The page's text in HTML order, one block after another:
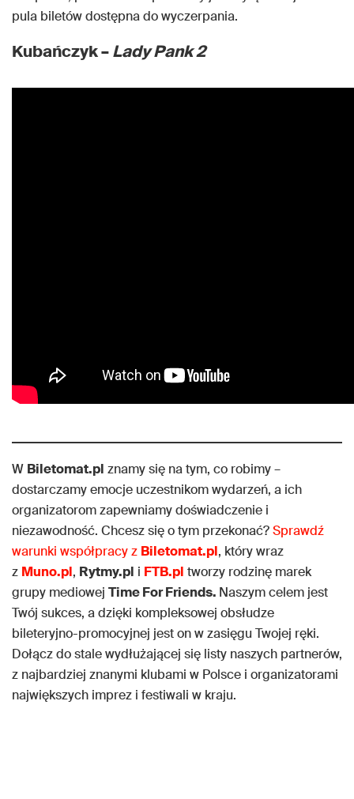
pula biletów dostępna do wyczerpania.
Kubańczyk –Lady Pank 2
W Biletomat.pl znamy się na tym, co robimy –
dostarczamy emocje uczestnikom wydarzeń, a ich
organizatorom zapewniamy doświadczenie i
niezawodność. Chcesz się o tym przekonać?Sprawdź
warunki współpracy z Biletomat.pl, który wraz
z Muno.pl, Rytmy.pl i FTB.pl tworzy rodzinę marek
grupy mediowej Time For Friends. Naszym celem jest
Twój sukces, a dzięki kompleksowej obsłudze
bileteryjno-promocyjnej jest on w zasięgu Twojej ręki.
Dołącz do stale wydłużającej się listy naszych partnerów,
z najbardziej znanymi klubami w Polsce i organizatorami
największych imprez i festiwali w kraju.